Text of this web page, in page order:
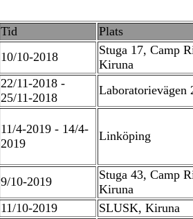
Tid
Plats
10/10-2018
Stuga 17, Camp
Kiruna
22/11-2018 -
25/11-2018
Laboratorievägen
11/4-2019 - 14/4-
2019
Linköping
9/10-2019
Stuga 43, Camp
Kiruna
11/10-2019
SLUSK, Kiruna